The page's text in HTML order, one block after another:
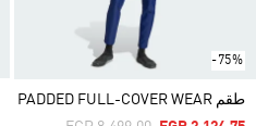
-75%
طقم PADDED FULL-COVER WEAR